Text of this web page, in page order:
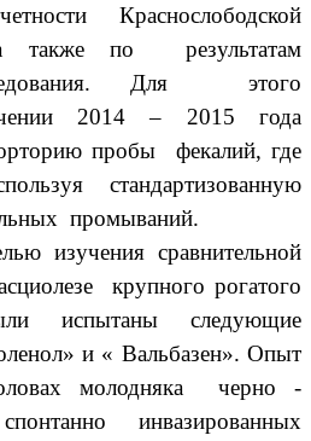
Краснослободской
также по результатам
Для этого
2014 – 2015 года
пробы фекалий, где
стандартизованную
промываний.
сравнительной
крупного рогатого
испытаны следующие
и « Вальбазен». Опыт
молодняка черно -
инвазированных